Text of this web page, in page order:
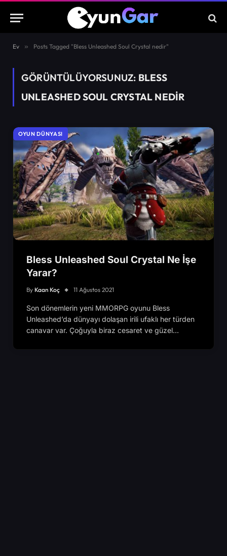
Ev » Posts Tagged "Bless Unleashed Soul Crystal nedir"
GÖRÜNTÜLÜYORSUNUZ: BLESS
UNLEASHED SOUL CRYSTAL NEDIR
OYUN DÜNYASI
Bless Unleashed Soul Crystal Ne İşe
Yarar?
By Kaan Koç 11 Ağustos 2021
Son dönemlerin yeni MMORPG oyunu Bless
Unleashed’da dünyayı dolaşan irili ufaklı her türden
canavar var. Çoğuyla biraz cesaret ve güzel…